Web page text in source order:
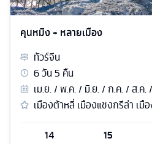
คุนหมิง + หลายเมือง
ทัวร์จีน
6วัน5 คืน
เม.ย. / พ.ค. / มิ.ย. / ก.ค. / ส.ค.
เมืองต้าหลี่ เมืองแชงกรีล่า เมื
14
15